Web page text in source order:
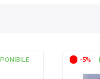
-5%